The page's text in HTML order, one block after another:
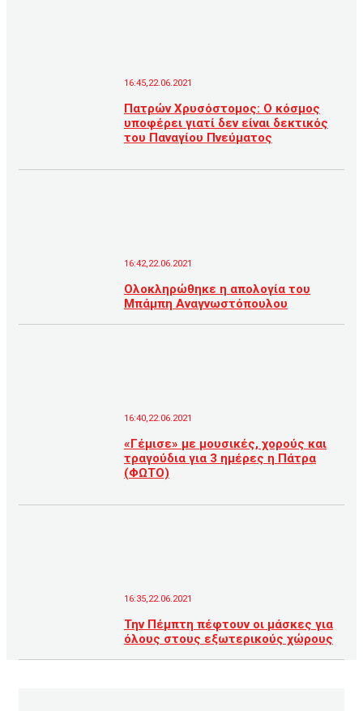
16:45,22.06.2021
Πατρών Χρυσόστομος: Ο κόσμος
υποφέρει γιατί δεν είναι δεκτικός
του Παναγίου Πνεύματος
16:42,22.06.2021
Ολοκληρώθηκε η απολογία του
Μπάμπη Αναγνωστόπουλου
16:40,22.06.2021
«Γέμισε» με μουσικές, χορούς και
τραγούδια για 3 ημέρες η Πάτρα
(ΦΩΤΟ)
16:35,22.06.2021
Την Πέμπτη πέφτουν οι μάσκες για
όλους στους εξωτερικούς χώρους